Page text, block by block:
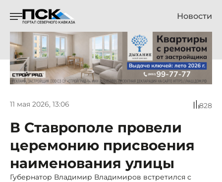
Новости
11 мая 2026, 13:06 828
В Ставрополе провели
церемонию присвоения
наименования улицы
Губернатор Владимир Владимиров встретился с